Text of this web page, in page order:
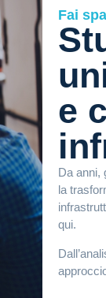
Fai
e
Da anni,
la
qui.